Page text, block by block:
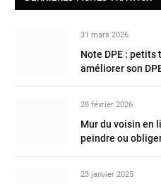
31 mars 2026
Note DPE : petits
améliorer son
28 février 2026
Mur du voisin en
peindre ou
23 janvier 2025